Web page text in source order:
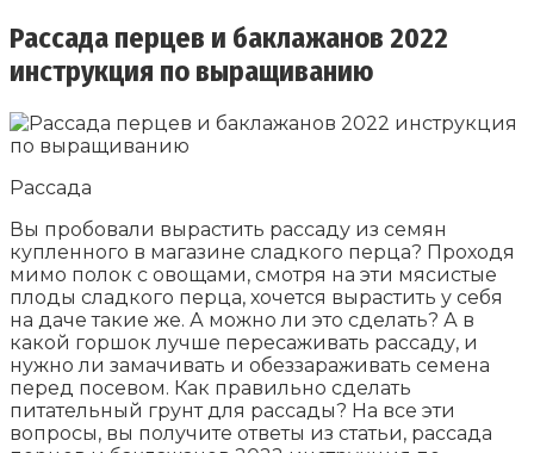
Рассада перцев и баклажанов 2022
инструкция по выращиванию
Рассада
Вы пробовали вырастить рассаду из семян
купленного в магазине сладкого перца? Проходя
мимо полок с овощами, смотря на эти мясистые
плоды сладкого перца, хочется вырастить у себя
на даче такие же. А можно ли это сделать? А в
какой горшок лучше пересаживать рассаду, и
нужно ли замачивать и обеззараживать семена
перед посевом. Как правильно сделать
питательный грунт для рассады? На все эти
вопросы, вы получите ответы из статьи, рассада